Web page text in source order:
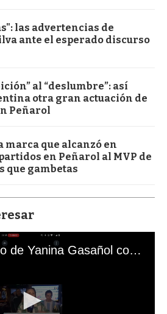
las advertencias de
ante el esperado discurso
al “deslumbre”: así
otra gran actuación de
Peñarol
marca que alcanzó en
en Peñarol al MVP de
que gambetas
El mal momento de Yanina Gasañol con un hincha argentino en "Subrayado"